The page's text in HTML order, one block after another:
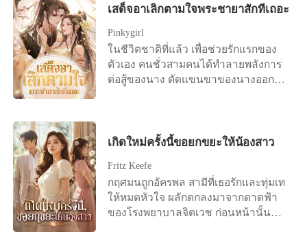
จดทะเบียนสมรสกับชายอื่นที่หน้าที่
ไปเลย! ต่อมา ใครๆ ก็มักเห็นคุณลู่ผู้ยิ่ง
ใหญ่ วิ่งตามหลังซ่งชิงอวี่อย่างไร้ศักดิ์ศรี
“ชิงอวี่ ขอโทษนะ ผมผิดไปแล้ว ให้
โอกาสผมอีกครั้งเถอะ!” และสิ่งที่ตอบ
ครอบครัวแล้ว!”
ข่มขู่ไม่ให้เธอหนีไปไหนได้ เขาบีบบังคับ
วงโตมาให้ว่าที่เจ้าสาวของเขา และเมื่อ
เธอพยายามดิ้นรนโดยอ้างว่ามีคู่หมั้น
แล้ว ธราธิปก็โกรธจนขาดสติ เขาล็อก
ประตูห้องทำงานและย่ำยีเธออย่างป่า
ร่วมงานที่เกลียดชังเธอจงใจพา 'โชติกา'
เสื้อผ้าหลุดลุ่ยและรอยแดงทั่วลำคอของ
เธอพอดี! "ท่านประธานครับ ถึงแม้งาม
จิตจะทำสัญญาเสียหายหลายล้าน แต่
ท่านก็ไม่ควรลงโทษเธอรุนแรงแบบนี้นะ
เสด็จอาเลิกตามใจพระชายาสักทีเถอะ
Pinkygirl
ในชีวิตชาติที่แล้ว เพื่อช่วยรักแรกของ
ตัวเอง คนชั่วสามคนได้ทำลายพลังการ
ต่อสู้ของนาง ตัดแขนขาของนางออก
วางแผนอย่างรอบคอบ โดยสาบานว่าจะ
ที่นางเคยประสบมา! รักแรกที่ไร้เดียงสา
อะไรกัน ที่จริงก็เป็นเพียงผู้หญิงที่ตีสอง
หน้าเก่ง อยากจะไต่ขึ้นไปสูงเหรอ งั้นก็จะ
ให้เจ้าปีนขึ้นไป ยิ่งปีนขึ้นสูงมากเท่าไร
เกิดใหม่ครั้งนี้ขอยกขยะให้น้องสาว
Fritz Keefe
กฤศมนถูกอัครพล สามีที่เธอรักและทุ่มเท
ให้หมดหัวใจ ผลักตกลงมาจากดาดฟ้า
ของโรงพยาบาลจิตเวช ก่อนหน้านั้น